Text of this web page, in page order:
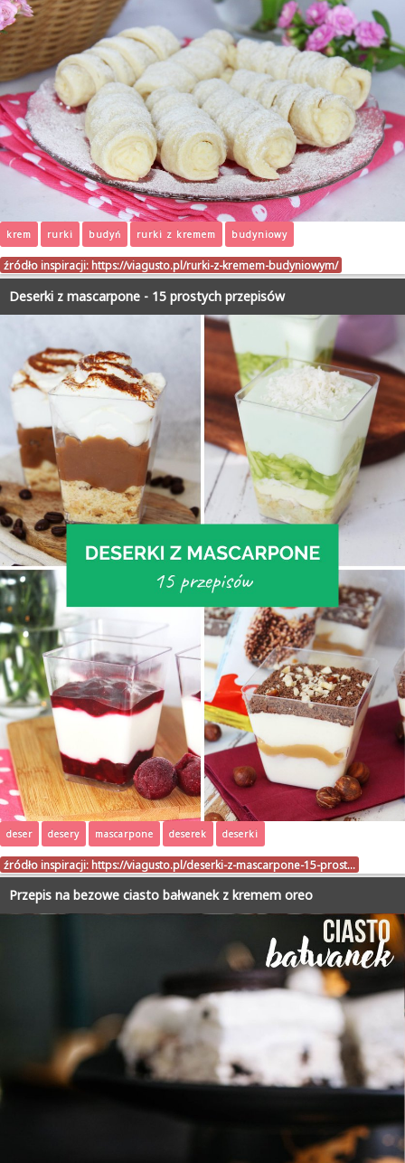
krem rurki budyń rurki z kremem budyniowy
źródło inspiracji: https://viagusto.pl/rurki-z-kremem-budyniowym/
Deserki z mascarpone - 15 prostych przepisów
deser desery mascarpone deserek deserki
źródło inspiracji: https://viagusto.pl/deserki-z-mascarpone-15-prost…
Przepis na bezowe ciasto bałwanek z kremem oreo